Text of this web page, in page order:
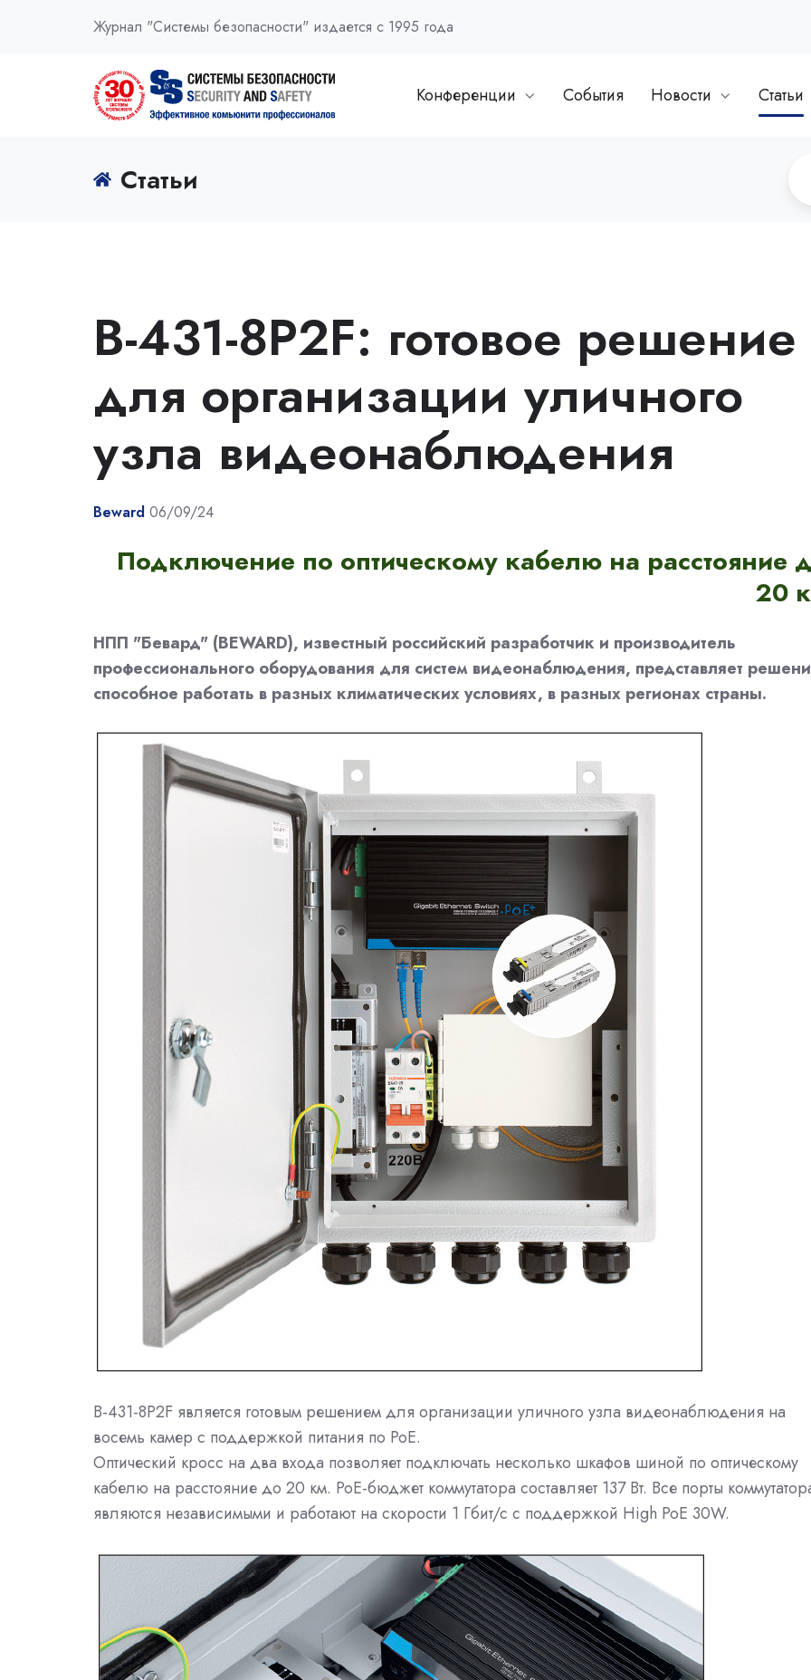
Журнал "Системы безопасности" издается с 1995 года
Конференции События Новости Статьи
Статьи
B-431-8P2F: готовое решение
для организации уличного
узла видеонаблюдения
Beward 06/09/24
Подключение по оптическому кабелю на расстояние
20
НПП "Бевард" (BEWARD), известный российский разработчик и производитель
профессионального оборудования для систем видеонаблюдения, представляет
способное работать в разных климатических условиях, в разных регионах страны.
B-431-8P2F является готовым решением для организации уличного узла видеонаблюдения на
восемь камер с поддержкой питания по PoE.
Оптический кросс на два входа позволяет подключать несколько шкафов шиной по оптическому
кабелю на расстояние до 20 км. PoE-бюджет коммутатора составляет 137 Вт. Все порты
являются независимыми и работают на скорости 1 Гбит/с с поддержкой High PoE 30W.